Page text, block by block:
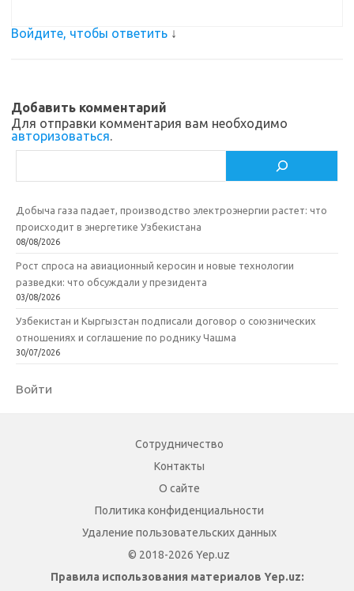
Войдите, чтобы ответить ↓
Добавить комментарий
Для отправки комментария вам необходимо
авторизоваться.
Добыча газа падает, производство электроэнергии растет: что
происходит в энергетике Узбекистана
08/08/2026
Рост спроса на авиационный керосин и новые технологии
разведки: что обсуждали у президента
03/08/2026
Узбекистан и Кыргызстан подписали договор о союзнических
отношениях и соглашение по роднику Чашма
30/07/2026
Войти
Сотрудничество
Контакты
О сайте
Политика конфиденциальности
Удаление пользовательских данных
© 2018-2026 Yep.uz
Правила использования материалов Yep.uz: